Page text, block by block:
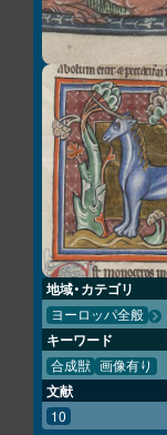
地域・カテゴリ
ヨーロッパ全般
キーワード
合成獣 画像有り
文献
10